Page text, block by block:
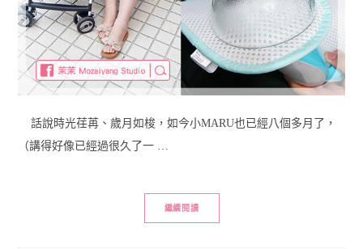
話說時光荏苒、歲月如梭，如今小MARU也已經八個多月了，
（講得好像已經過很久了一 …
繼續閱讀